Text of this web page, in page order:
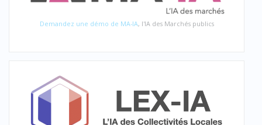
Demandez une démo de MA-IA, l'IA des Marchés publics